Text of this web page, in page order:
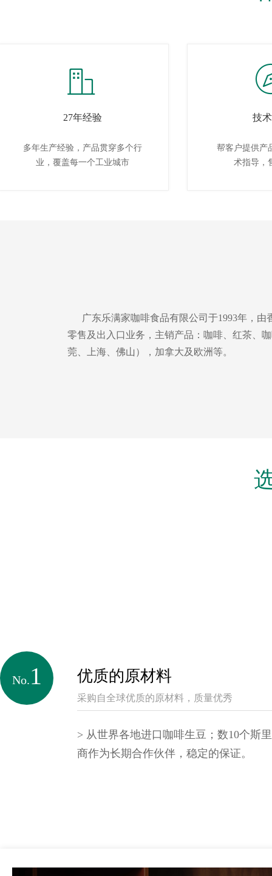
ꀶ
27年经验
多年生产经验，产品贯穿多个行
业，覆盖每一个工业城市
技
帮客户提供产
术指导，
广东乐满家咖啡食品有限公司于1993年，由
零售及出入口业务，主销产品：咖啡、红茶、
莞、上海、佛山），加拿大及欧洲等。
优质的原材料
采购自全球优质的原材料，质量优秀
> 从世界各地进口咖啡生豆；数10个斯
商作为长期合作伙伴，稳定的保证。
No.1